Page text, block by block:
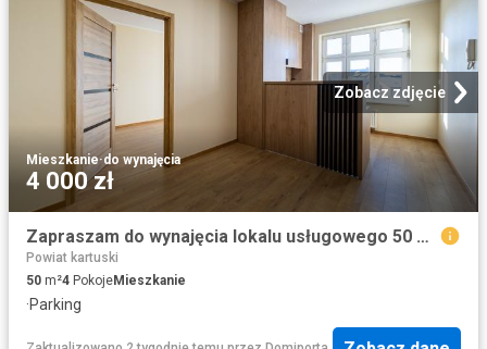
Zobacz zdjęcie
Mieszkanie·do wynajęcia
4 000 zł
Zapraszam do wynajęcia lokalu usługowego 50 m² w centrum Kartuz
Powiat kartuski
50 m²4 PokojeMieszkanie
·Parking